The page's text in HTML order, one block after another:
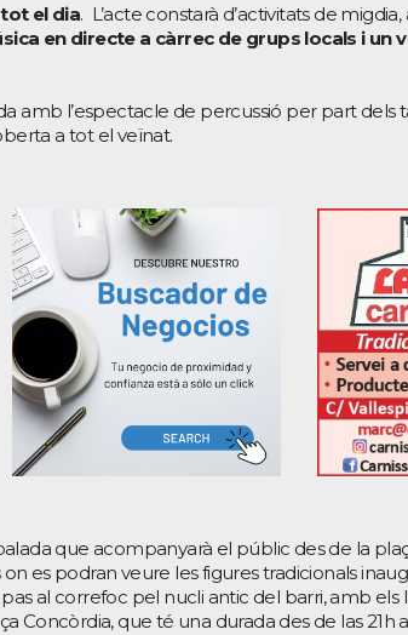
el dia. L’acte constarà d’activitats de
en directe a càrrec de grups locals i un
amb l’espectacle de percussió per part dels
a tot el veïnat.
que acompanyarà el públic des de la
es podran veure les figures tradicionals
al correfoc pel nucli antic del barri, amb
Concòrdia, que té una durada des de las 21h a